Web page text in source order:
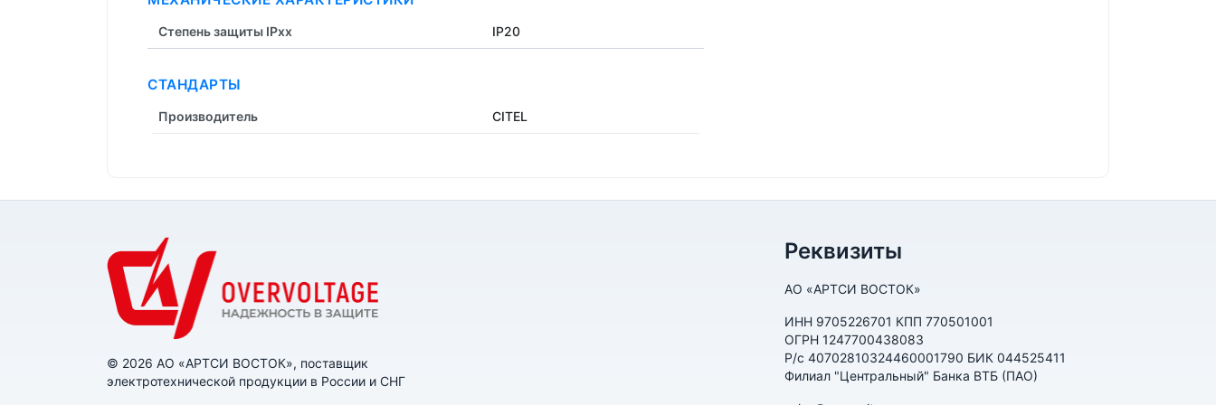
Степень защиты IPxx IP20
СТАНДАРТЫ
Производитель CITEL
© 2026 АО «АРТСИ ВОСТОК», поставщик
электротехнической продукции в России и СНГ
Реквизиты
АО «АРТСИ ВОСТОК»
ИНН 9705226701 КПП 770501001
ОГРН 1247700438083
Р/с 40702810324460001790 БИК 044525411
Филиал "Центральный" Банка ВТБ (ПАО)